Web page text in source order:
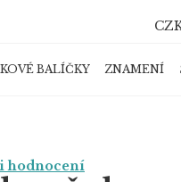
BALÍČKY ZNAMENÍ
hodnocení